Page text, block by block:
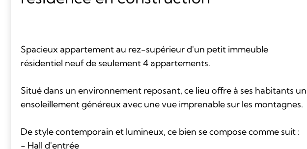
Spacieux appartement au rez-supérieur d'un petit immeuble
résidentiel neuf de seulement 4 appartements.
Situé dans un environnement reposant, ce lieu offre à ses habitants un
ensoleillement généreux avec une vue imprenable sur les montagnes.
De style contemporain et lumineux, ce bien se compose comme suit :
- Hall d'entrée